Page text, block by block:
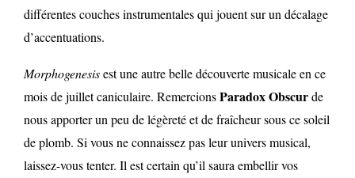
différentes couches instrumentales qui jouent sur un décalage
d’accentuations.
Morphogenesisest une autre belle découverte musicale en ce
mois de juillet caniculaire. RemercionsParadox Obscurde
nous apporter un peu de légèreté et de fraîcheur sous ce soleil
de plomb. Si vous ne connaissez pas leur univers musical,
laissez-vous tenter. Il est certain qu’il saura embellir vos